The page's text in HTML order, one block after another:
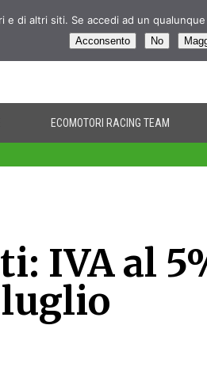
ECOMOTORI RACING TEAM
IVA al
di altri siti. Se accedi ad un
Acconsento No